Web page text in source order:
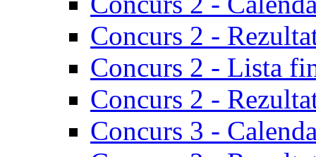
Concurs 2 -
Concurs 2 - Lista
Concurs 2 -
Concurs 3 -